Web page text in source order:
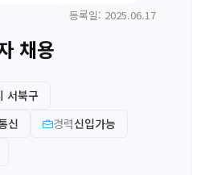
등록일: 2025.06.17
채용
서북구
신 경력신입가능